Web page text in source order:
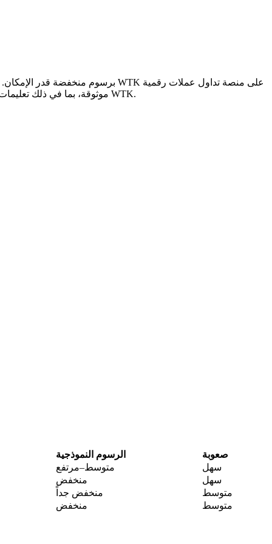
موثوقة، بما في ذلك تعليمات خطوة بخطوة وأفضل خيارات الدفع وتفاصيل الرسوم ونصائح أمان والمشورة من الخبراء لمساعدتك في اختيار الطريقة الأكثر كفاءة لشراء WTK.
الرسوم النموذجية
صعوبة
متوسط–مرتفع
سهل
منخفض
سهل
منخفض جداً
متوسط
منخفض متوسط